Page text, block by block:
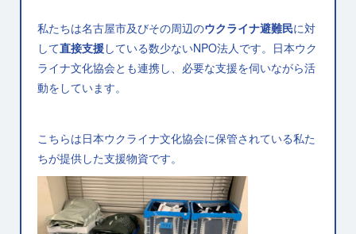
私たちは名古屋市及びその周辺のウクライナ避難民に対
して直接支援している数少ないNPO法人です。日本ウク
ライナ文化協会とも連携し、必要な支援を伺いながら活
動をしています。
こちらは日本ウクライナ文化協会に保管されている私た
ちが提供した支援物資です。